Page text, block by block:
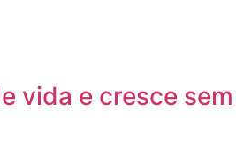
vida e cresce sem